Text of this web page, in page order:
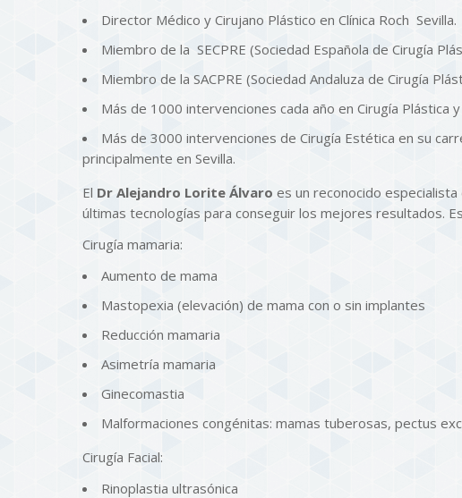
Director Médico y Cirujano Plástico en Clínica Roch Sevilla.
Miembro de la SECPRE (Sociedad Española de Cirugía
Miembro de la SACPRE (Sociedad Andaluza de Cirugía
Más de 1000 intervenciones cada año en Cirugía Plástica
Más de 3000 intervenciones de Cirugía Estética en su
principalmente en Sevilla.
El Dr Alejandro Lorite Álvaro es un reconocido
últimas tecnologías para conseguir los mejores resultados.
Cirugía mamaria:
Aumento de mama
Mastopexia (elevación) de mama con o sin implantes
Reducción mamaria
Asimetría mamaria
Ginecomastia
Malformaciones congénitas: mamas tuberosas, pectus
Cirugía Facial:
Rinoplastia ultrasónica